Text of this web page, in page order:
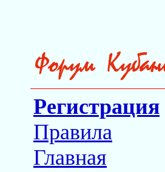
Регистрация
Правила
Главная